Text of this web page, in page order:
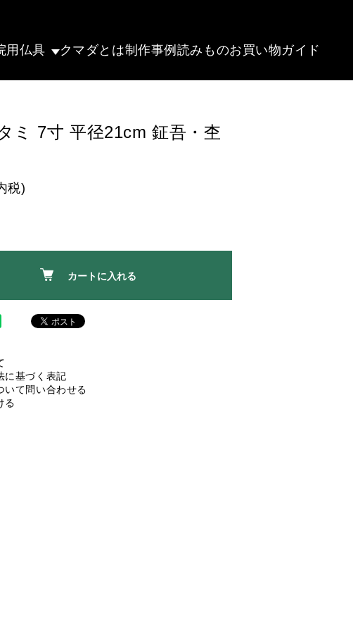
用仏具 クマダとは制作事例 読みものお買い物ガイド
ミ 7寸 平径21cm 鉦吾・杢
税)
カートに入れる
に基づく表記
いて問い合わせる
る